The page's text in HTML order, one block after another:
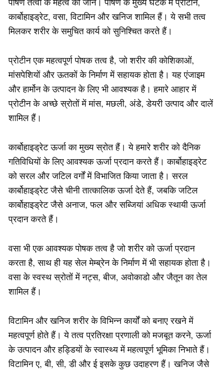
कार्बोहाइड्रेट, वसा, विटामिन और खनिज शामिल हैं। ये सभी तत्व
मिलकर शरीर के समुचित कार्य को सुनिश्चित करते हैं।
प्रोटीन एक महत्वपूर्ण पोषक तत्व है, जो शरीर की कोशिकाओं,
मांसपेशियों और ऊतकों के निर्माण में सहायक होता है। यह एंजाइम
और हार्मोन के उत्पादन के लिए भी आवश्यक है। हमारे आहार में
प्रोटीन के अच्छे स्रोतों में मांस, मछली, अंडे, डेयरी उत्पाद और दालें
शामिल हैं।
कार्बोहाइड्रेट ऊर्जा का मुख्य स्रोत हैं। ये हमारे शरीर को दैनिक
गतिविधियों के लिए आवश्यक ऊर्जा प्रदान करते हैं। कार्बोहाइड्रेट
को सरल और जटिल वर्गों में विभाजित किया जाता है। सरल
कार्बोहाइड्रेट जैसे चीनी तात्कालिक ऊर्जा देते हैं, जबकि जटिल
कार्बोहाइड्रेट जैसे अनाज, फल और सब्जियां अधिक स्थायी ऊर्जा
प्रदान करते हैं।
वसा भी एक आवश्यक पोषक तत्व है जो शरीर को ऊर्जा प्रदान
करता है, साथ ही यह सेल मेम्ब्रेन के निर्माण में भी सहायक होता है।
वसा के स्वस्थ स्रोतों में नट्स, बीज, अवोकाडो और जैतून का तेल
शामिल हैं।
विटामिन और खनिज शरीर के विभिन्न कार्यों को बनाए रखने में
महत्वपूर्ण होते हैं। ये तत्व प्रतिरक्षा प्रणाली को मजबूत करने, ऊर्जा
के उत्पादन और हड्डियों के स्वास्थ्य में महत्वपूर्ण भूमिका निभाते हैं।
विटामिन ए, बी, सी, डी और ई इसके कुछ उदाहरण हैं। खनिज जैसे